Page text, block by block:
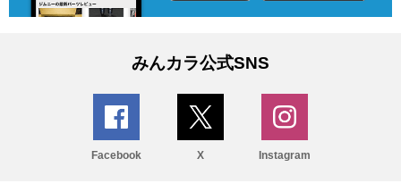
みんカラ公式SNS
Facebook X Instagram